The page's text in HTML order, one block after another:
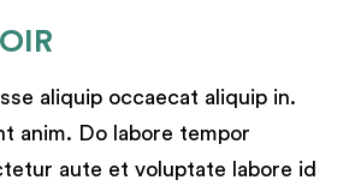
aliquip occaecat aliquip in.
anim. Do labore tempor
aute et voluptate labore id